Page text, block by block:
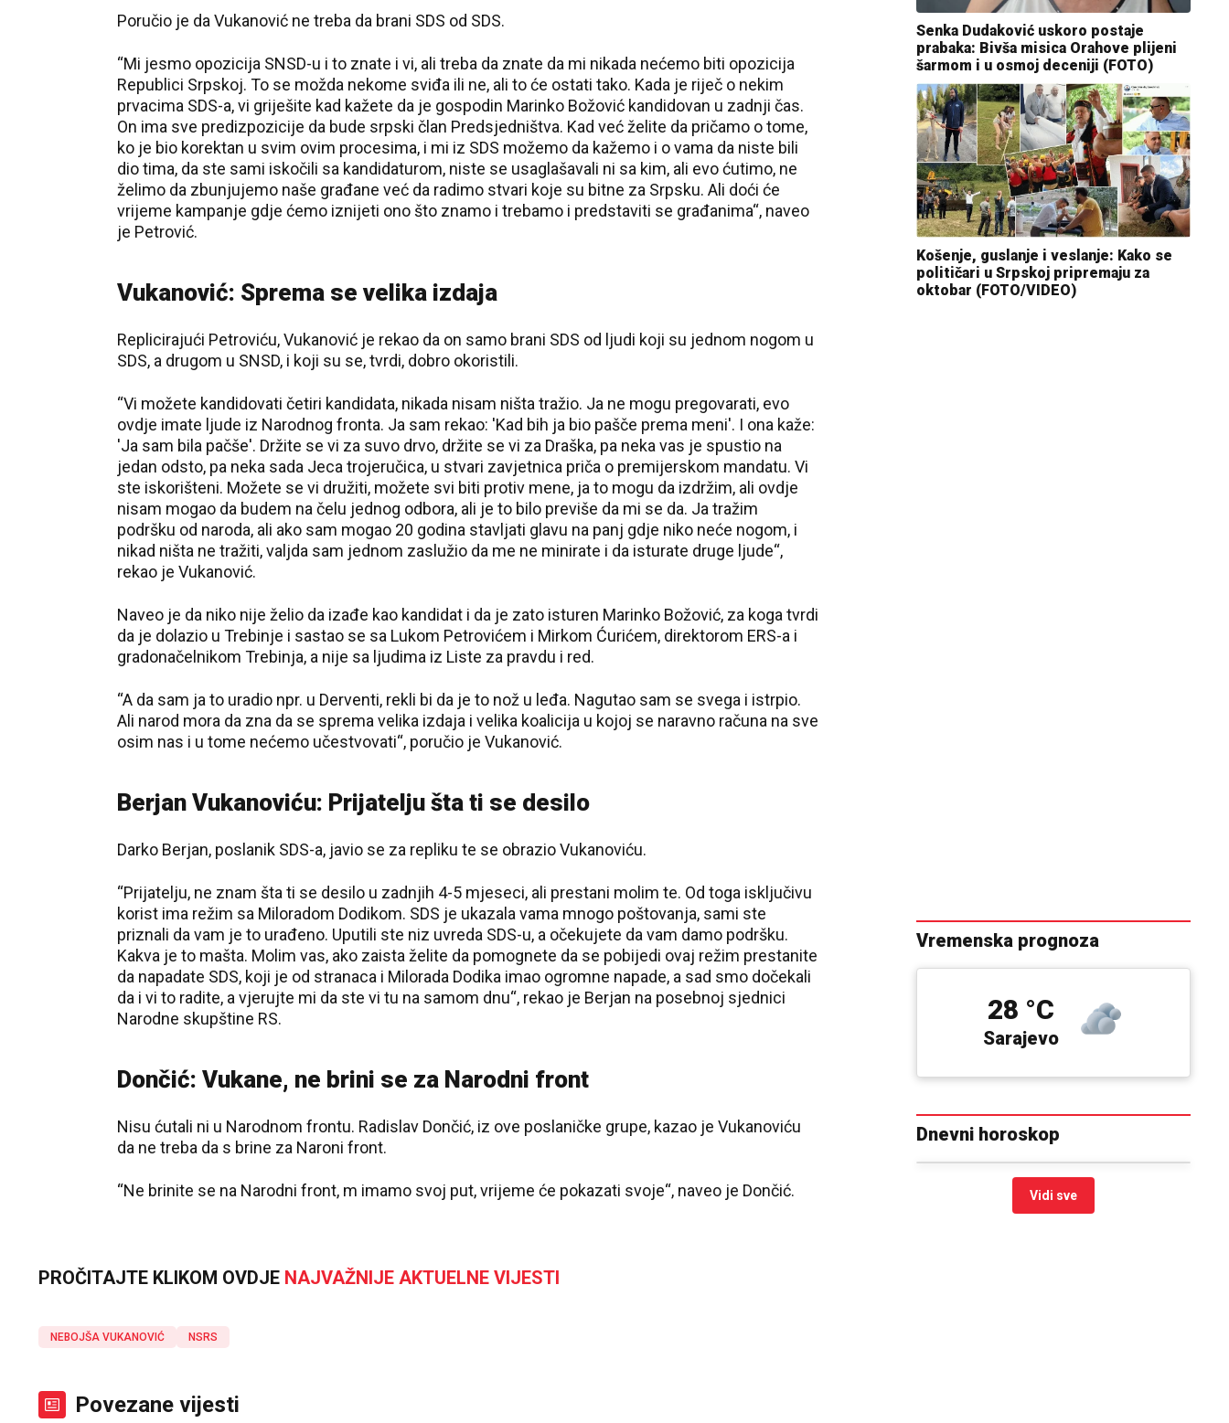
Poručio je da Vukanović ne treba da brani SDS od SDS.
“Mi jesmo opozicija SNSD-u i to znate i vi, ali treba da znate da mi nikada nećemo biti opozicija
Republici Srpskoj. To se možda nekome sviđa ili ne, ali to će ostati tako. Kada je riječ o nekim
prvacima SDS-a, vi griješite kad kažete da je gospodin Marinko Božović kandidovan u zadnji čas.
On ima sve predizpozicije da bude srpski član Predsjedništva. Kad već želite da pričamo o tome,
ko je bio korektan u svim ovim procesima, i mi iz SDS možemo da kažemo i o vama da niste bili
dio tima, da ste sami iskočili sa kandidaturom, niste se usaglašavali ni sa kim, ali evo ćutimo, ne
želimo da zbunjujemo naše građane već da radimo stvari koje su bitne za Srpsku. Ali doći će
vrijeme kampanje gdje ćemo iznijeti ono što znamo i trebamo i predstaviti se građanima“, naveo
je Petrović.
Vukanović: Sprema se velika izdaja
Replicirajući Petroviću, Vukanović je rekao da on samo brani SDS od ljudi koji su jednom nogom u
SDS, a drugom u SNSD, i koji su se, tvrdi, dobro okoristili.
“Vi možete kandidovati četiri kandidata, nikada nisam ništa tražio. Ja ne mogu pregovarati, evo
ovdje imate ljude iz Narodnog fronta. Ja sam rekao: 'Kad bih ja bio pašče prema meni'. I ona kaže:
'Ja sam bila pačše'. Držite se vi za suvo drvo, držite se vi za Draška, pa neka vas je spustio na
jedan odsto, pa neka sada Jeca trojeručica, u stvari zavjetnica priča o premijerskom mandatu. Vi
ste iskorišteni. Možete se vi družiti, možete svi biti protiv mene, ja to mogu da izdržim, ali ovdje
nisam mogao da budem na čelu jednog odbora, ali je to bilo previše da mi se da. Ja tražim
podršku od naroda, ali ako sam mogao 20 godina stavljati glavu na panj gdje niko neće nogom, i
nikad ništa ne tražiti, valjda sam jednom zaslužio da me ne minirate i da isturate druge ljude“,
rekao je Vukanović.
Naveo je da niko nije želio da izađe kao kandidat i da je zato isturen Marinko Božović, za koga tvrdi
da je dolazio u Trebinje i sastao se sa Lukom Petrovićem i Mirkom Ćurićem, direktorom ERS-a i
gradonačelnikom Trebinja, a nije sa ljudima iz Liste za pravdu i red.
“A da sam ja to uradio npr. u Derventi, rekli bi da je to nož u leđa. Nagutao sam se svega i istrpio.
Ali narod mora da zna da se sprema velika izdaja i velika koalicija u kojoj se naravno računa na sve
osim nas i u tome nećemo učestvovati“, poručio je Vukanović.
Berjan Vukanoviću: Prijatelju šta ti se desilo
Darko Berjan, poslanik SDS-a, javio se za repliku te se obrazio Vukanoviću.
“Prijatelju, ne znam šta ti se desilo u zadnjih 4-5 mjeseci, ali prestani molim te. Od toga isključivu
korist ima režim sa Miloradom Dodikom. SDS je ukazala vama mnogo poštovanja, sami ste
priznali da vam je to urađeno. Uputili ste niz uvreda SDS-u, a očekujete da vam damo podršku.
Kakva je to mašta. Molim vas, ako zaista želite da pomognete da se pobijedi ovaj režim prestanite
da napadate SDS, koji je od stranaca i Milorada Dodika imao ogromne napade, a sad smo dočekali
da i vi to radite, a vjerujte mi da ste vi tu na samom dnu“, rekao je Berjan na posebnoj sjednici
Narodne skupštine RS.
Dončić: Vukane, ne brini se za Narodni front
Nisu ćutali ni u Narodnom frontu. Radislav Dončić, iz ove poslaničke grupe, kazao je Vukanoviću
da ne treba da s brine za Naroni front.
“Ne brinite se na Narodni front, m imamo svoj put, vrijeme će pokazati svoje“, naveo je Dončić.
PROČITAJTE KLIKOM OVDJE NAJVAŽNIJE AKTUELNE VIJESTI
NEBOJŠA VUKANOVIĆ NSRS
Povezane vijesti
Senka Dudaković uskoro postaje
prabaka: Bivša misica Orahove plijeni
šarmom i u osmoj deceniji (FOTO)
Košenje, guslanje i veslanje: Kako se
političari u Srpskoj pripremaju za
oktobar (FOTO/VIDEO)
Vremenska prognoza
24 °C
Sarajevo
28 °C
Dnevni horoskop
Vidi sve